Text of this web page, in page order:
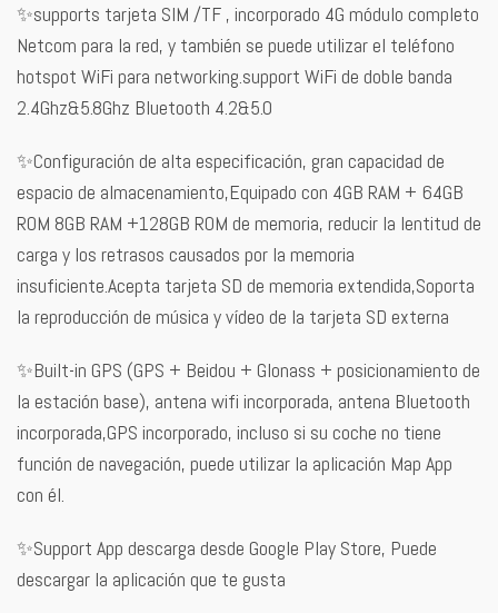
✨supports tarjeta SIM /TF , incorporado 4G módulo completo
Netcom para la red, y también se puede utilizar el teléfono
hotspot WiFi para networking.support WiFi de doble banda
2.4Ghz&5.8Ghz Bluetooth 4.2&5.0
✨Configuración de alta especificación, gran capacidad de
espacio de almacenamiento,Equipado con 4GB RAM + 64GB
ROM 8GB RAM +128GB ROM de memoria, reducir la lentitud de
carga y los retrasos causados por la memoria
insuficiente.Acepta tarjeta SD de memoria extendida,Soporta
la reproducción de música y vídeo de la tarjeta SD externa
✨Built-in GPS (GPS + Beidou + Glonass + posicionamiento de
la estación base), antena wifi incorporada, antena Bluetooth
incorporada,GPS incorporado, incluso si su coche no tiene
función de navegación, puede utilizar la aplicación Map App
con él.
✨Support App descarga desde Google Play Store, Puede
descargar la aplicación que te gusta